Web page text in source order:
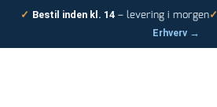
✓ Bestil inden kl. 14– levering i morgen✓
Erhverv →